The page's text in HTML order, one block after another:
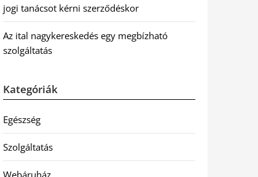
jogi tanácsot kérni szerződéskor
Az ital nagykereskedés egy megbízható
szolgáltatás
Kategóriák
Egészség
Szolgáltatás
Webáruház